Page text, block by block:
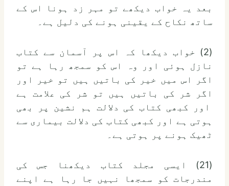
بعد یہ خواب دیکھے تو مہر زد ہونا اس کے
ساتھ نکاح کے یقینی ہونے کی دلیل ہے۔
(2) خواب دیکھا کہ اس پر آسمان سے کتاب
نازل ہوئی اور وہ اس کو سمجھ رہا ہے تو
اگر اس میں خیر کی باتیں ہیں تو خیر اور
اگر شر کی باتیں ہیں تو شر کی علامت ہے
اور کبھی کتاب کی دلالت ہم نشین پر بھی
ہوتی ہے اور کبھی کتاب کی دلالت بیماری سے
ٹھیک ہونے پر ہوتی ہے۔
(21) ایسی مجلد کتاب دیکھنا جس کی
مندرجات کو سمجھا نہیں جا رہا ہے اپنے